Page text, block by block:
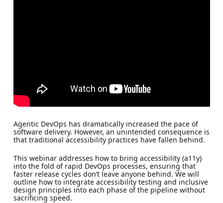
Agentic DevOps has dramatically increased the pace of
software delivery. However, an unintended consequence is
that traditional accessibility practices have fallen behind.
This webinar addresses how to bring accessibility (a11y)
into the fold of rapid DevOps processes, ensuring that
faster release cycles don’t leave anyone behind. We will
outline how to integrate accessibility testing and inclusive
design principles into each phase of the pipeline without
sacrificing speed.